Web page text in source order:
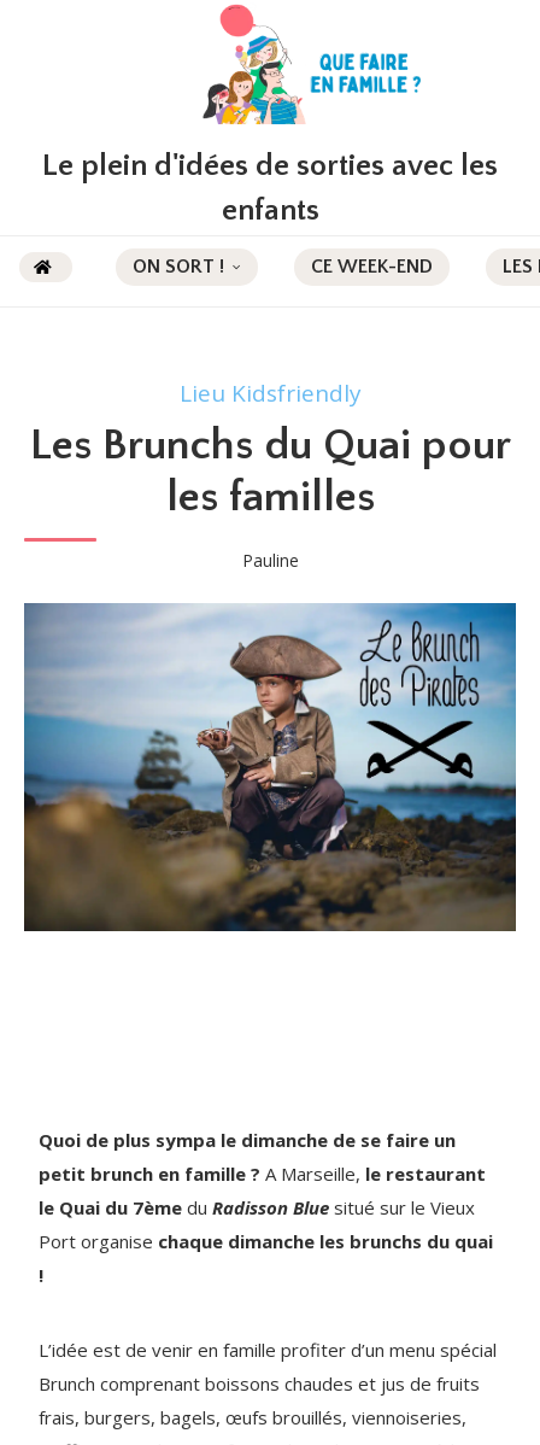
Le plein d'idées de sorties avec les
enfants
ON SORT ! CE WEEK-END LES
Lieu Kidsfriendly
Les Brunchs du Quai pour
les familles
Pauline
Quoi de plus sympa le dimanche de se faire un
petit brunch en famille ? A Marseille, le restaurant
le Quai du 7ème du Radisson Blue situé sur le Vieux
Port organise chaque dimanche les brunchs du quai
!
L’idée est de venir en famille profiter d’un menu spécial
Brunch comprenant boissons chaudes et jus de fruits
frais, burgers, bagels, œufs brouillés, viennoiseries,